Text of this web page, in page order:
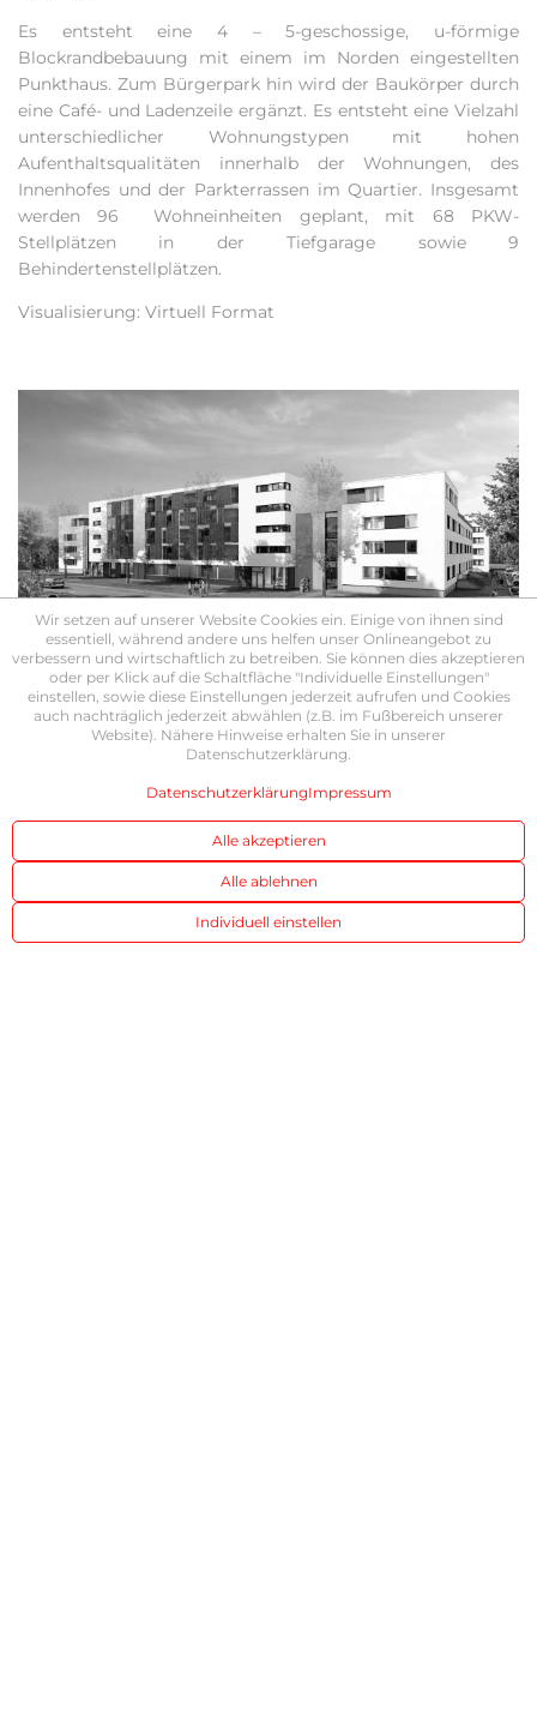
Es entsteht eine 4 – 5-geschossige, u-förmige
Blockrandbebauung mit einem im Norden eingestellten
Punkthaus. Zum Bürgerpark hin wird der Baukörper durch
eine Café- und Ladenzeile ergänzt. Es entsteht eine Vielzahl
unterschiedlicher Wohnungstypen mit hohen
Aufenthaltsqualitäten innerhalb der Wohnungen, des
Innenhofes und der Parkterrassen im Quartier. Insgesamt
werden 96 Wohneinheiten geplant, mit 68 PKW-
Stellplätzen in der Tiefgarage sowie 9
Behindertenstellplätzen.
Visualisierung: Virtuell Format
Wir setzen auf unserer Website Cookies ein. Einige von ihnen sind
essentiell, während andere uns helfen unser Onlineangebot zu
verbessern und wirtschaftlich zu betreiben. Sie können dies akzeptieren
oder per Klick auf die Schaltfläche "Individuelle Einstellungen"
einstellen, sowie diese Einstellungen jederzeit aufrufen und Cookies
auch nachträglich jederzeit abwählen (z.B. im Fußbereich unserer
Website). Nähere Hinweise erhalten Sie in unserer
Datenschutzerklärung.
DatenschutzerklärungImpressum
Alle akzeptieren
Alle ablehnen
Individuell einstellen